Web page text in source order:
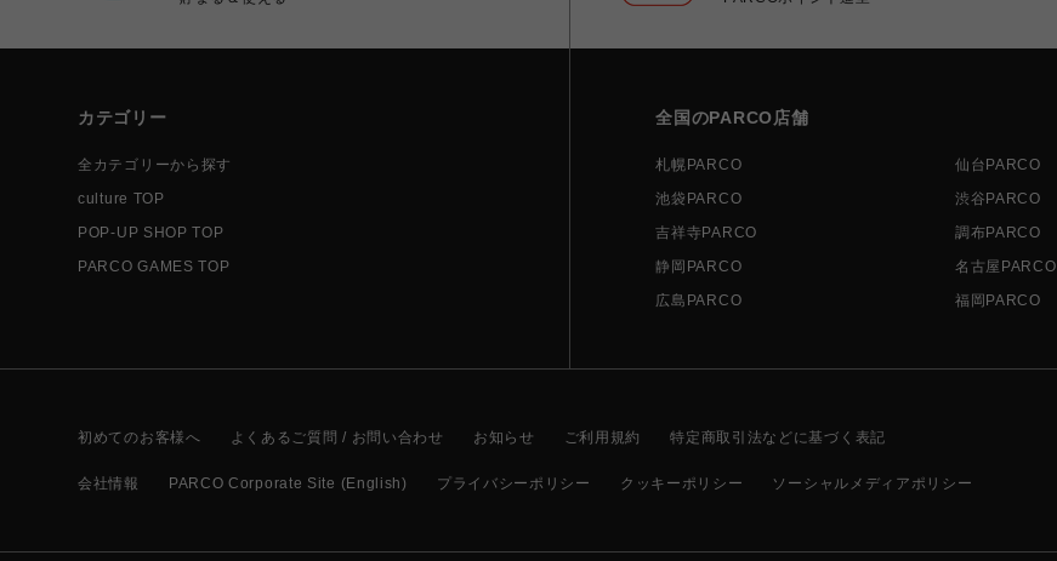
カテゴリー
全カテゴリーから探す
culture TOP
POP-UP SHOP TOP
PARCO GAMES TOP
全国のPARCO店舗
札幌PARCO 仙台PARCO
池袋PARCO
渋谷PARCO
吉祥寺PARCO
調布PARCO
静岡PARCO
名古屋PARCO
広島PARCO
福岡PARCO
初めてのお客様へ よくあるご質問 / お問い合わせ お知らせ ご利用規約 特定商取引法などに基づく表記
会社情報 PARCO Corporate Site (English) プライバシーポリシー クッキーポリシー ソーシャルメディアポリシー